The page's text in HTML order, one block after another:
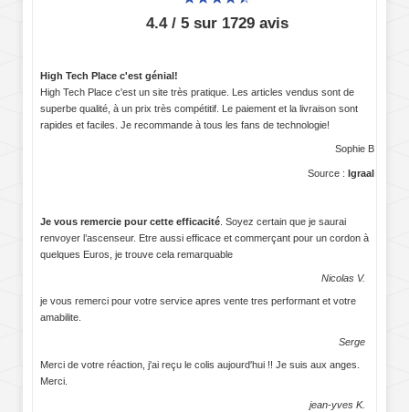
4.4 / 5 sur 1729 avis
High Tech Place c'est génial!
High Tech Place c'est un site très pratique. Les articles vendus sont de
superbe qualité, à un prix très compétitif. Le paiement et la livraison sont
rapides et faciles. Je recommande à tous les fans de technologie!
Sophie B
Source : Igraal
Je vous remercie pour cette efficacité . Soyez certain que je saurai
renvoyer l’ascenseur. Etre aussi efficace et commerçant pour un cordon à
quelques Euros, je trouve cela remarquable
Nicolas V.
je vous remerci pour votre service apres vente tres performant et votre
amabilite.
Serge
Merci de votre réaction, j'ai reçu le colis aujourd'hui !! Je suis aux anges.
Merci.
jean-yves K.